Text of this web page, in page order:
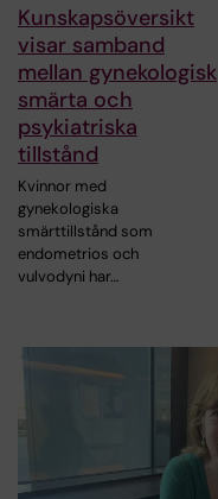
Kunskapsöversikt
visar samband
mellan gynekologisk
smärta och
psykiatriska
tillstånd
Kvinnor med
gynekologiska
smärttillstånd som
endometrios och
vulvodyni har…